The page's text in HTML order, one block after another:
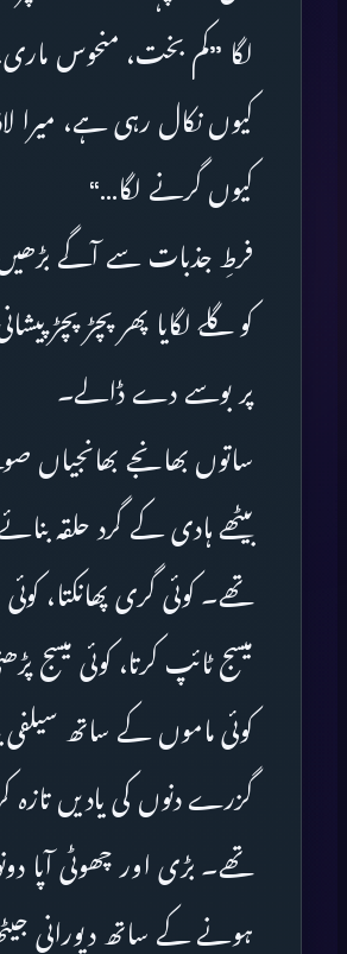
لگا ’’کم بخت، منحوس
کیوں نکال رہی ہے، میرا
کیوں گرنے لگا…‘‘
فرطِ جذبات سے آگے بڑھیں
کو گلے لگایا پھر پچڑ پچڑ
پر بوسے دے ڈالے۔
ساتوں بھانجے بھانجیاں
بیٹھے ہادی کے گرد حلقہ
تھے۔ کوئی گری پھانکتا،
میسج ٹائپ کرتا، کوئی میسج
کوئی ماموں کے ساتھ سیلفی
گزرے دنوں کی یادیں تازہ
تھے۔ بڑی اور چھوٹی آپا
ہونے کے ساتھ دیورانی